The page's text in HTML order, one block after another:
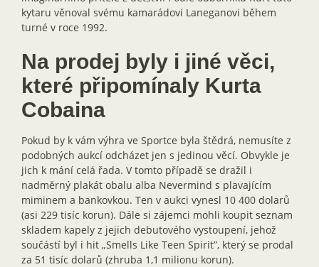
kytaru věnoval svému kamarádovi Laneganovi během
turné v roce 1992.
Na prodej byly i jiné věci,
které připomínaly Kurta
Cobaina
Pokud by k vám výhra ve Sportce byla štědrá, nemusíte z
podobných aukcí odcházet jen s jedinou věcí. Obvykle je
jich k mání celá řada. V tomto případě se dražil i
nadměrný plakát obalu alba Nevermind s plavajícím
miminem a bankovkou. Ten v aukci vynesl 10 400 dolarů
(asi 229 tisíc korun). Dále si zájemci mohli koupit seznam
skladem kapely z jejich debutového vystoupení, jehož
součástí byl i hit „Smells Like Teen Spirit”, který se prodal
za 51 tisíc dolarů (zhruba 1,1 milionu korun).